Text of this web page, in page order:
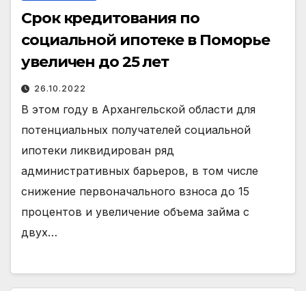
Срок кредитования по
социальной ипотеке в Поморье
увеличен до 25 лет
26.10.2022
В этом году в Архангельской области для
потенциальных получателей социальной
ипотеки ликвидирован ряд
административных барьеров, в том числе
снижение первоначального взноса до 15
процентов и увеличение объема займа с
двух…